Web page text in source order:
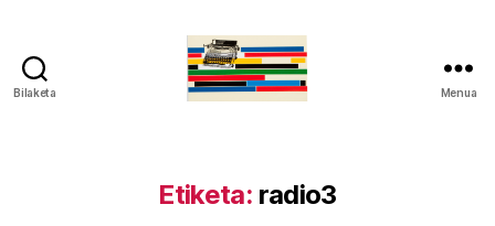
Bilaketa Menua
Etiketa: radio3